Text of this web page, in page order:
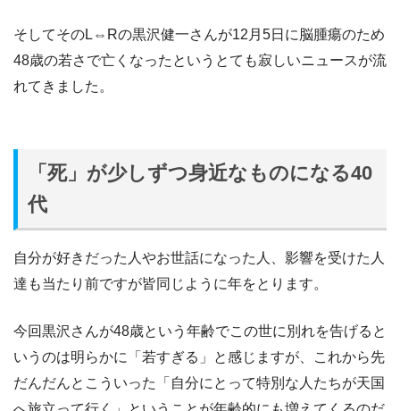
そしてそのL⇔Rの黒沢健一さんが12月5日に脳腫瘍のため
48歳の若さで亡くなったというとても寂しいニュースが流
れてきました。
「死」が少しずつ身近なものになる40
代
自分が好きだった人やお世話になった人、影響を受けた人
達も当たり前ですが皆同じように年をとります。
今回黒沢さんが48歳という年齢でこの世に別れを告げると
いうのは明らかに「若すぎる」と感じますが、これから先
だんだんとこういった「自分にとって特別な人たちが天国